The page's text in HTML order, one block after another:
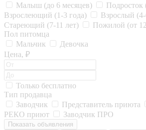
Малыш (до 6 месяцев)
Подросток
Взрослеющий (1-3 года)
Взрослый
Стареющий (7-11 лет)
Пожилой (от
Пол питомца
Мальчик
Девочка
Цена, ₽
Только бесплатно
Тип продавца
Заводчик
Представитель приюта
РЕКО приют
Заводчик ПРО
Показать объявления